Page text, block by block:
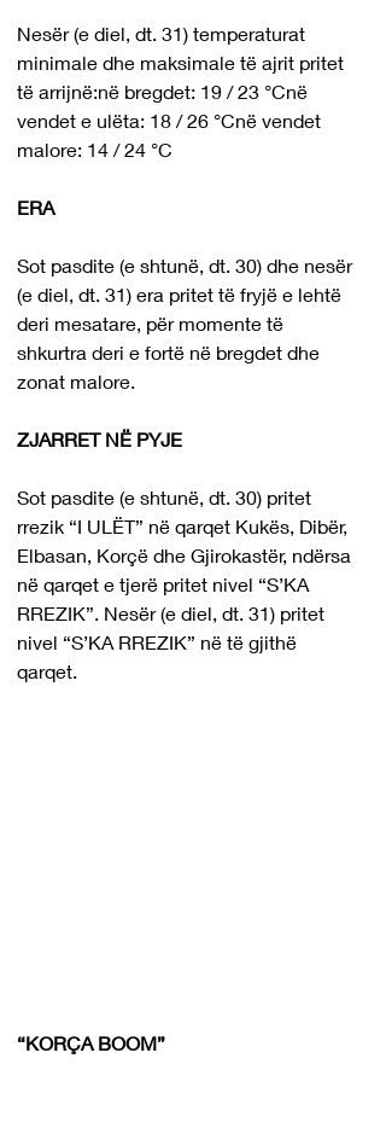
Nesër (e diel, dt. 31) temperaturat
minimale dhe maksimale të ajrit pritet
të arrijnë:në bregdet: 19 / 23 °Cnë
vendet e ulëta: 18 / 26 °Cnë vendet
malore: 14 / 24 °C
ERA
Sot pasdite (e shtunë, dt. 30) dhe nesër
(e diel, dt. 31) era pritet të fryjë e lehtë
deri mesatare, për momente të
shkurtra deri e fortë në bregdet dhe
zonat malore.
ZJARRET NË PYJE
Sot pasdite (e shtunë, dt. 30) pritet
rrezik “I ULËT” në qarqet Kukës, Dibër,
Elbasan, Korçë dhe Gjirokastër, ndërsa
në qarqet e tjerë pritet nivel “S’KA
RREZIK”. Nesër (e diel, dt. 31) pritet
nivel “S’KA RREZIK” në të gjithë
qarqet.
“KORÇA BOOM”